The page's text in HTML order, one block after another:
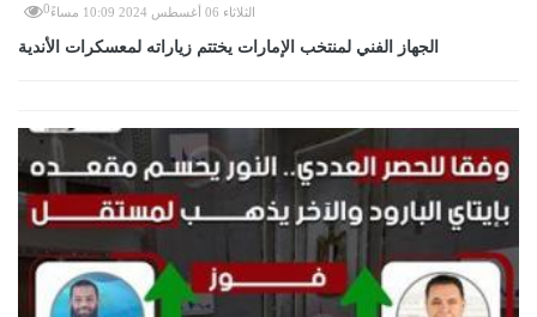
الثلاثاء 06 أغسطس 2024 10:09 مساءً 0
الجهاز الفني لمنتخب الإمارات يختتم زياراته لمعسكرات الأندية